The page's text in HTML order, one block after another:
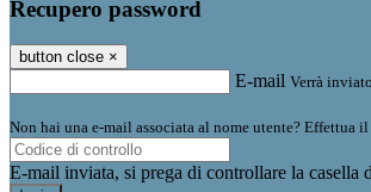
Recupero password
button close ×
E-mail Verrà
Non hai una e-mail associata al nome utente? Effettua
E-mail inviata, si prega di controllare la casella